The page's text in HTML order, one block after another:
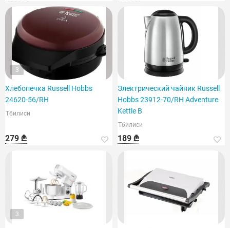
3
Хлебопечка Russell Hobbs
24620-56/RH
Тбилиси
279 ₾
Электрический чайник Russell
Hobbs 23912-70/RH Adventure
Kettle B
Тбилиси
189 ₾
3